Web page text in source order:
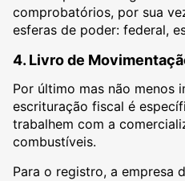
comprobatórios, por sua
esferas de poder: federal,
4. Livro de
Por último mas não menos
escrituração fiscal é
trabalhem com a
combustíveis.
Para o registro, a empresa